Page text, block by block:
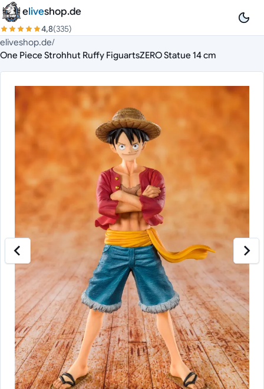
Zum Inhalt springen
eliveshop.de
4,8(335)
eliveshop.de/
One Piece Strohhut Ruffy FiguartsZERO Statue 14 cm